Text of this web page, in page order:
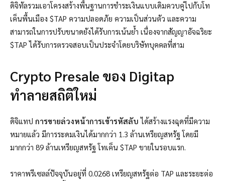
ดิจิทัลรวมเอาโครงสร้างพื้นฐานการชำระเงินแบบเดิมควบคู่ไปกับโท
เค็นพื้นเมือง $TAP ความปลอดภัย ความเป็นส่วนตัว และความ
สามารถในการปรับขนาดยังได้รับการเน้นย้ำ เนื่องจากสัญญาอัจฉริยะ
$TAP ได้รับการตรวจสอบเป็นประจำโดยบริษัทบุคคลที่สาม
Crypto Presale ของ Digitap
ทำลายสถิติใหม่
ดิจิแทป การขายล่วงหน้าการเข้ารหัสลับ ได้สร้างแรงฉุดที่มีความ
หมายแล้ว มีการระดมเงินได้มากกว่า 1.3 ล้านเหรียญสหรัฐ โดยมี
มากกว่า 89 ล้านเหรียญสหรัฐโทเค็น $TAP ขายในรอบแรก.
ราคาพรีเซลล์ปัจจุบันอยู่ที่ 0.0268 เหรียญสหรัฐต่อ TAP และระยะต่อ